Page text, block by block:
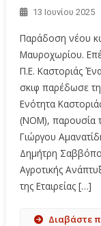
13 Ιουνίου 2025
Παράδοση νέου
Μαυροχωρίου.
Π.Ε. Καστοριάς
σκιφ παρέδωσε
Ενότητα
(ΝΟΜ), παρουσία
Γιώργου
Δημήτρη
Αγροτικής
της Εταιρείας […]
Διαβάστε